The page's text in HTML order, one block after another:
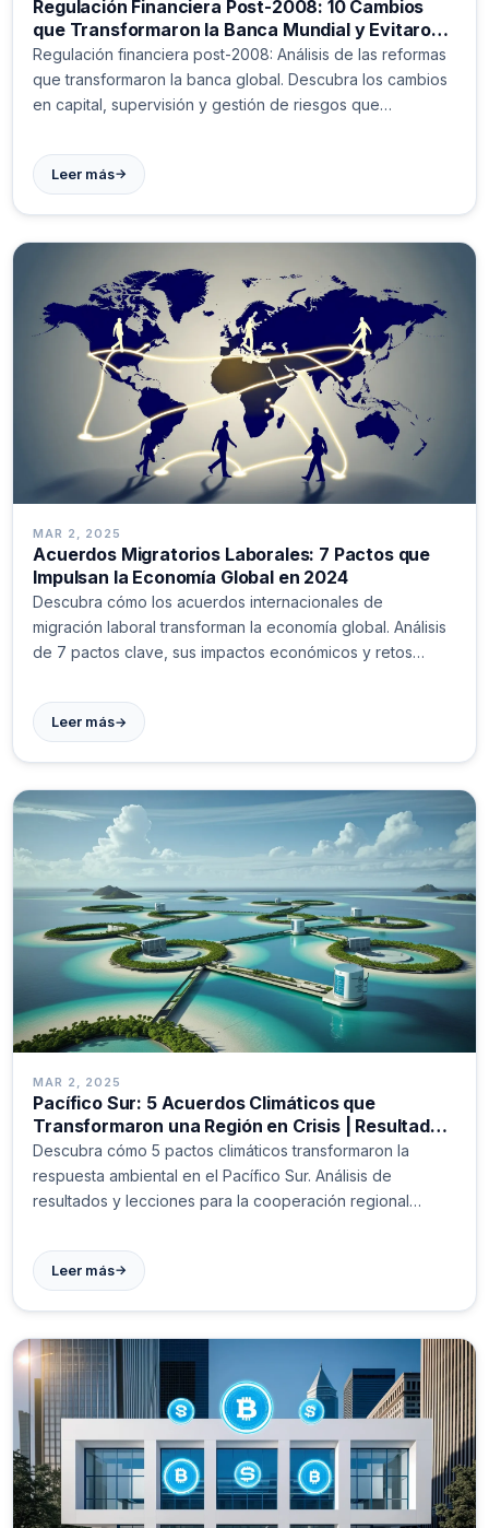
Regulación Financiera Post-2008: 10 Cambios
que Transformaron la Banca Mundial y Evitaron
Otra Crisis
Regulación financiera post-2008: Análisis de las reformas
que transformaron la banca global. Descubra los cambios
en capital, supervisión y gestión de riesgos que
Leer más→
MAR 2, 2025
Acuerdos Migratorios Laborales: 7 Pactos que
Impulsan la Economía Global en 2024
Descubra cómo los acuerdos internacionales de
migración laboral transforman la economía global. Análisis
de 7 pactos clave, sus impactos económicos y retos
laboral mundial.
Leer más→
MAR 2, 2025
Pacífico Sur: 5 Acuerdos Climáticos que
Transformaron una Región en Crisis | Resultados
2023
Descubra cómo 5 pactos climáticos transformaron la
respuesta ambiental en el Pacífico Sur. Análisis de
resultados y lecciones para la cooperación regional
Leer más→